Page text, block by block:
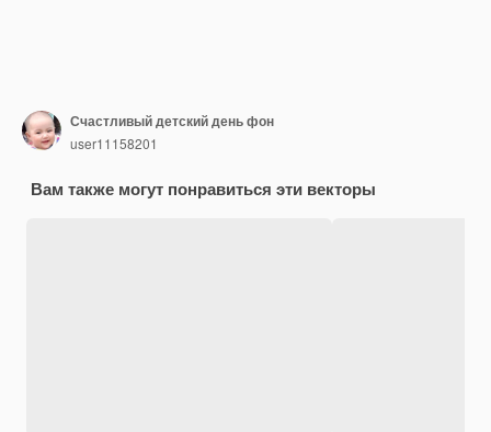
Счастливый детский день фон
user11158201
Вам также могут понравиться эти векторы